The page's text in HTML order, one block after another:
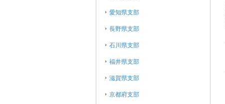
愛知県支部
長野県支部
石川県支部
福井県支部
滋賀県支部
京都府支部